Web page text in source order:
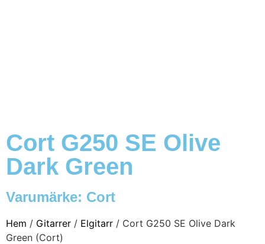
Cort G250 SE Olive
Dark Green
Varumärke: Cort
Hem / Gitarrer / Elgitarr / Cort G250 SE Olive Dark
Green (Cort)